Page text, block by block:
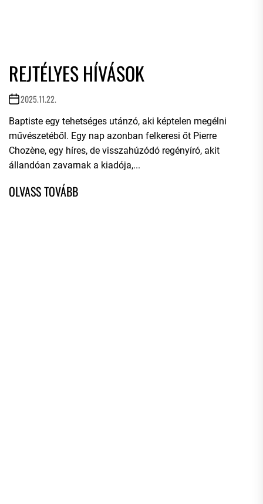
REJTÉLYES HÍVÁSOK
2025.11.22.
Baptiste egy tehetséges utánzó, aki képtelen megélni
művészetéből. Egy nap azonban felkeresi őt Pierre
Chozène, egy híres, de visszahúzódó regényíró, akit
állandóan zavarnak a kiadója,...